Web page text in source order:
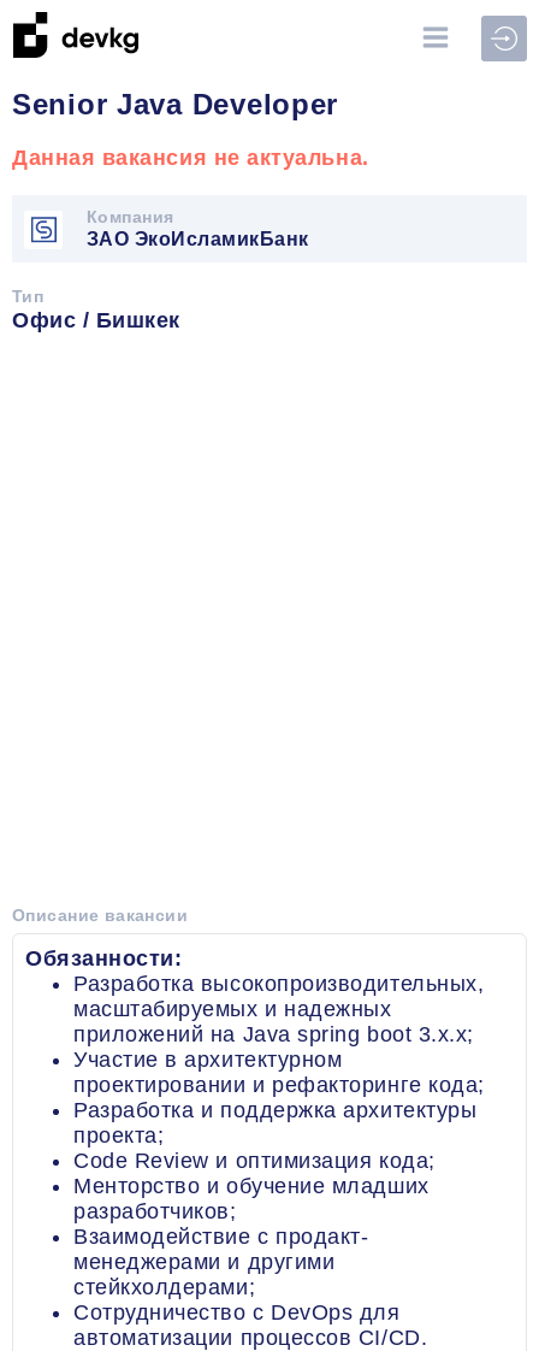
Senior Java Developer
Данная вакансия не актуальна.
Компания
ЗАО ЭкоИсламикБанк
Тип
Офис / Бишкек
Описание вакансии
Обязанности:
Разработка высокопроизводительных,
масштабируемых и надежных
приложений на Java spring boot 3.x.x;
Участие в архитектурном
проектировании и рефакторинге кода;
Разработка и поддержка архитектуры
проекта;
Code Review и оптимизация кода;
Менторство и обучение младших
разработчиков;
Взаимодействие с продакт-
менеджерами и другими
стейкхолдерами;
Сотрудничество с DevOps для
автоматизации процессов CI/CD.